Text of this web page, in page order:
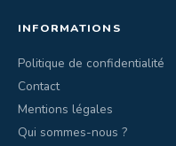
INFORMATIONS
Politique de confidentialité
Contact
Mentions légales
Qui sommes-nous ?